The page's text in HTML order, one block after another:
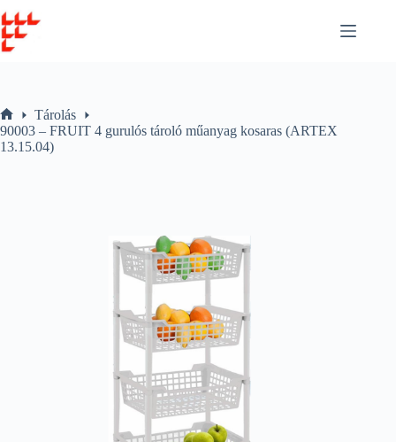
to
content
Home
Tárolás
90003 – FRUIT 4 gurulós tároló műanyag kosaras (ARTEX
13.15.04)